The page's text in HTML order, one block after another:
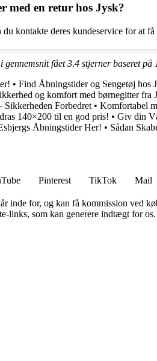
med en retur hos Jysk?
kontakte deres kundeservice for at
gennemsnit fået3.4 stjerner baseret på
• Find Åbningstider og Sengetøj
og komfort med børnegitter fra
Sikkerheden Forbedret • Komfortabel
140×200 til en god pris! • Giv din
Åbningstider Her! • Sådan
Pinterest TikTok Mail
inde for, og kan få kommission ved
som kan generere indtægt for